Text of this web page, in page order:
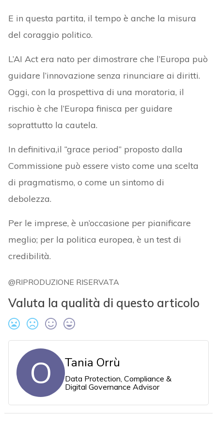
E in questa partita, il tempo è anche la misura
del coraggio politico.
L’AI Act era nato per dimostrare che l’Europa può
guidare l’innovazione senza rinunciare ai diritti.
Oggi, con la prospettiva di una moratoria, il
rischio è che l’Europa finisca per guidare
soprattutto la cautela.
In definitiva,il “grace period” proposto dalla
Commissione può essere visto come una scelta
di pragmatismo, o come un sintomo di
debolezza.
Per le imprese, è un’occasione per pianificare
meglio; per la politica europea, è un test di
credibilità.
@RIPRODUZIONE RISERVATA
Valuta la qualità di questo articolo
O Tania Orrù
Data Protection, Compliance &
Digital Governance Advisor